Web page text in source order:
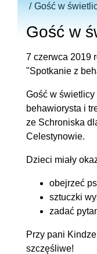
Gość w
Gość w
7 czerwca 2019
"Spotkanie z
Gość w
behawiorysta i
ze Schroniska
Celestynowie.
Dzieci miały
obejrzeć
sztuczki
zadać
Przy pani
szczęśliwe!